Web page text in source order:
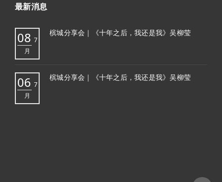
最新消息
08 7
月
槟城分享会｜《十年之后，我还是我》吴柳莹
06 7
月
槟城分享会｜《十年之后，我还是我》吴柳莹